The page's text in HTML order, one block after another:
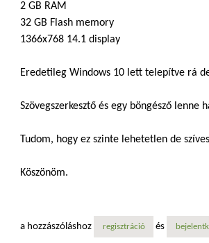
2 GB RAM
32 GB Flash memory
1366x768 14.1 display
Eredetileg Windows 10 lett telepítve rá
Szövegszerkesztő és egy böngésző lenne
Tudom, hogy ez szinte lehetetlen de
Köszönöm.
a hozzászóláshoz regisztráció és